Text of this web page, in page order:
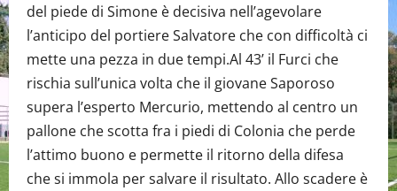
del piede di Simone è decisiva nell’agevolare
l’anticipo del portiere Salvatore che con difficoltà ci
mette una pezza in due tempi.Al 43’ il Furci che
rischia sull’unica volta che il giovane Saporoso
supera l’esperto Mercurio, mettendo al centro un
pallone che scotta fra i piedi di Colonia che perde
l’attimo buono e permette il ritorno della difesa
che si immola per salvare il risultato. Allo scadere è